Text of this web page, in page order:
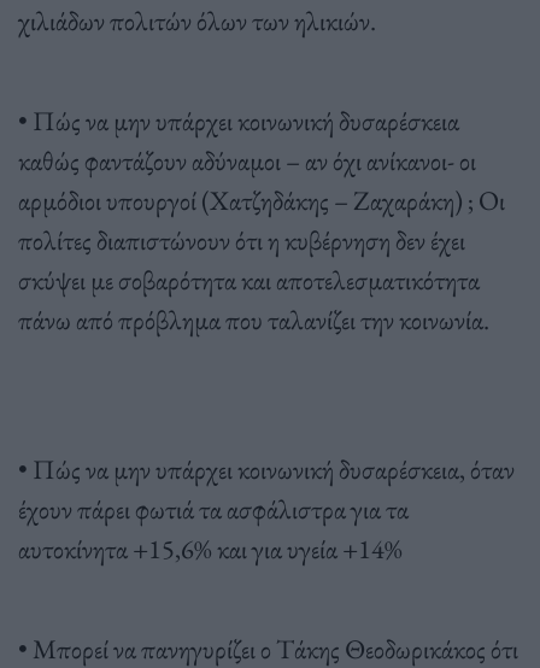
χιλιάδων πολιτών όλων των ηλικιών.
• Πώς να μην υπάρχει κοινωνική δυσαρέσκεια
καθώς φαντάζουν αδύναμοι – αν όχι ανίκανοι- οι
αρμόδιοι υπουργοί (Χατζηδάκης – Ζαχαράκη) ; Οι
πολίτες διαπιστώνουν ότι η κυβέρνηση δεν έχει
σκύψει με σοβαρότητα και αποτελεσματικότητα
πάνω από πρόβλημα που ταλανίζει την κοινωνία.
• Πώς να μην υπάρχει κοινωνική δυσαρέσκεια, όταν
έχουν πάρει φωτιά τα ασφάλιστρα για τα
αυτοκίνητα +15,6% και για υγεία +14%
• Μπορεί να πανηγυρίζει ο Τάκης Θεοδωρικάκος ότι